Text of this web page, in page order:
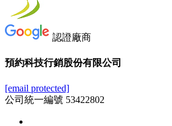
認證廠商
預約科技行銷股份有限公司
[email protected]
公司統一編號 53422802